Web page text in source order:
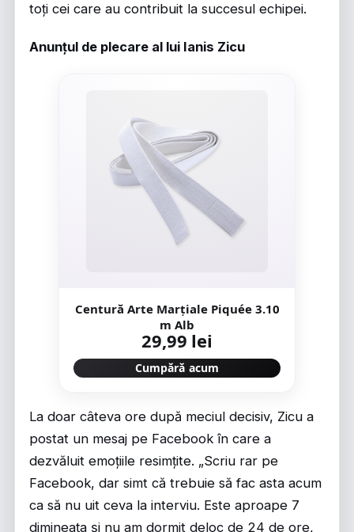
toți cei care au contribuit la succesul echipei.
Anunțul de plecare al lui Ianis Zicu
Centură Arte Marțiale Piquée 3.10
m Alb
29,99 lei
Cumpără acum
La doar câteva ore după meciul decisiv, Zicu a
postat un mesaj pe Facebook în care a
dezvăluit emoțiile resimțite. „Scriu rar pe
Facebook, dar simt că trebuie să fac asta acum
ca să nu uit ceva la interviu. Este aproape 7
dimineața și nu am dormit deloc de 24 de ore,